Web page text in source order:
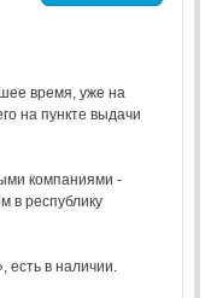
время, уже на
на пункте выдачи
компаниями -
в республику
есть в наличии.